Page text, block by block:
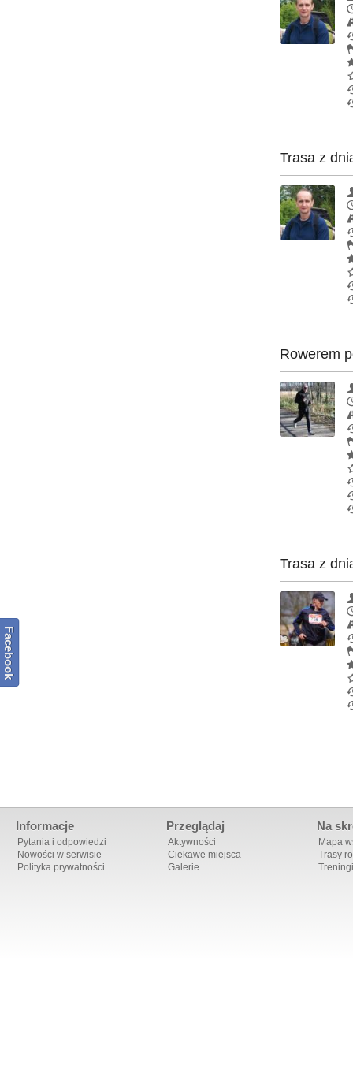
Trasa z
Rowerem
Trasa z
Informacje
Pytania i odpowiedzi
Nowości w serwisie
Polityka prywatności
Przeglądaj
Aktywności
Ciekawe miejsca
Galerie
Na
Mapa
Trasy
Facebook